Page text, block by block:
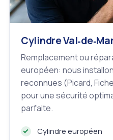
Cylindre
Remplacement ou
européen: nous
reconnues (Picard,
pour une sécurité
parfaite.
Cylindre européen